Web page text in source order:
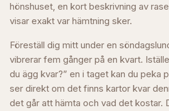
hönshuset, en kort beskrivning av
visar exakt var hämtning sker.
Föreställ dig mitt under en
vibrerar fem gånger på en kvart.
du ägg kvar?” en i taget kan du peka
ser direkt om det finns kartor kvar
det går att hämta och vad det kostar.